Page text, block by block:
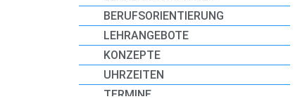
BERUFSORIENTIERUNG
LEHRANGEBOTE
KONZEPTE
UHRZEITEN
TERMINE